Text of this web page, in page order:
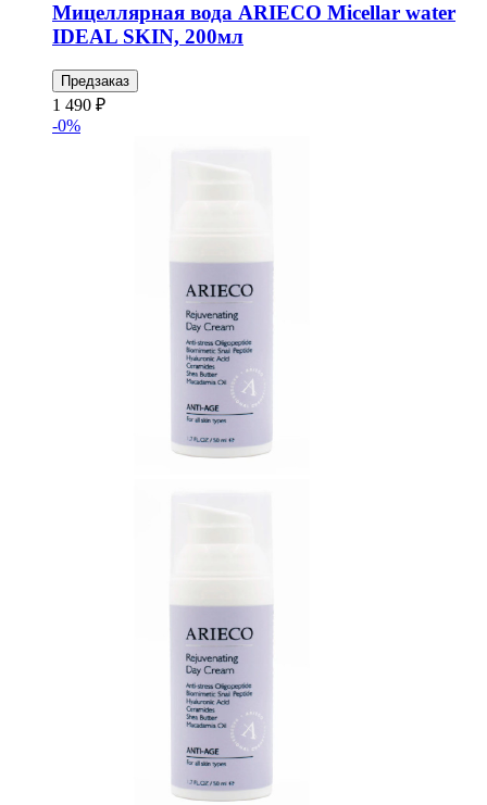
Мицеллярная вода ARIECO Micellar water
IDEAL SKIN, 200мл
Предзаказ
1 490 ₽
-0%